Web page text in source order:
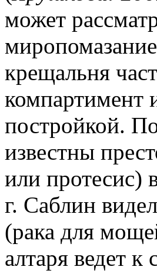
может
крещальня
компартимент
постройкой.
известны
или протесис)
г. Саблин
(рака для
алтаря ведет